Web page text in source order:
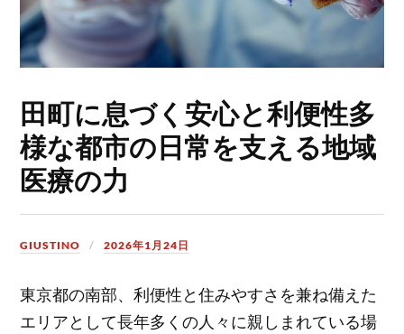
田町に息づく安心と利便性多
様な都市の日常を支える地域
医療の力
GIUSTINO 2026年1月24日
東京都の南部、利便性と住みやすさを兼ね備えた
エリアとして長年多くの人々に親しまれている場